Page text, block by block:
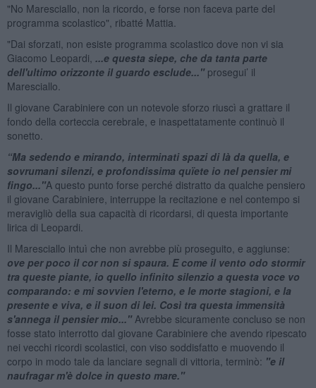
"No Maresciallo, non la ricordo, e forse non faceva parte del
programma scolastico", ribatté Mattia.
"Dai sforzati, non esiste programma scolastico dove non vi sia
Giacomo Leopardi, ...e questa siepe, che da tanta parte
dell'ultimo orizzonte il guardo esclude..." prosegui’ il
Maresciallo.
Il giovane Carabiniere con un notevole sforzo riuscì a grattare il
fondo della corteccia cerebrale, e inaspettatamente continuò il
sonetto.
“Ma sedendo e mirando, interminati spazi di là da quella, e
sovrumani silenzi, e profondissima quïete io nel pensier mi
fingo..."A questo punto forse perché distratto da qualche pensiero
il giovane Carabiniere, interruppe la recitazione e nel contempo si
meravigliò della sua capacità di ricordarsi, di questa importante
lirica di Leopardi.
Il Maresciallo intuì che non avrebbe più proseguito, e aggiunse:
ove per poco il cor non si spaura. E come il vento odo stormir
tra queste piante, io quello infinito silenzio a questa voce vo
comparando: e mi sovvien l'eterno, e le morte stagioni, e la
presente e viva, e il suon di lei. Così tra questa immensità
s'annega il pensier mio..." Avrebbe sicuramente concluso se non
fosse stato interrotto dal giovane Carabiniere che avendo ripescato
nei vecchi ricordi scolastici, con viso soddisfatto e muovendo il
corpo in modo tale da lanciare segnali di vittoria, terminò: "e il
naufragar m'è dolce in questo mare."